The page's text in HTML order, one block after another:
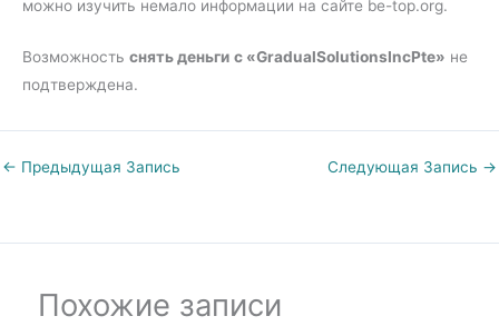
можно изучить немало информации на сайте be-top.org.
Возможность снять деньги с «GradualSolutionsIncPte» не
подтверждена.
← Предыдущая Запись Следующая Запись →
Похожие записи